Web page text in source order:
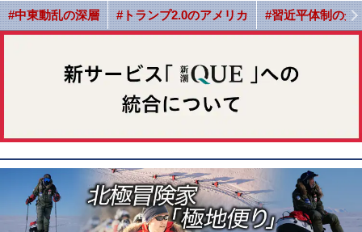
#中東動乱の深層 #トランプ2.0のアメリカ #習近平体制の光